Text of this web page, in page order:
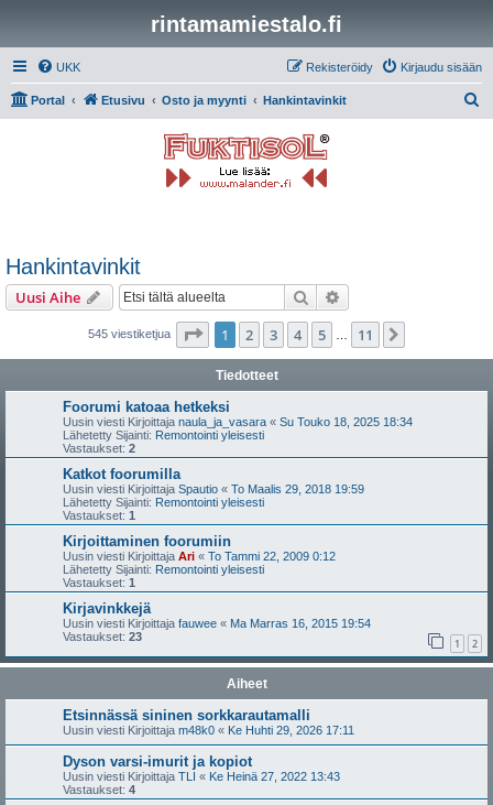
rintamamiestalo.fi
UKK Kirjaudu sisään
Rekisteröidy
Portal Etusivu Osto ja myynti Hankintavinkit
Hankintavinkit
Uusi Aihe Etsi
545 viestiketjua Sivu /11
1 2 3 4 5 11
Tiedotteet
Foorumi katoaa hetkeksi
Uusin viesti Kirjoittaja naula_ja_vasara « Su Touko 18, 2025 18:34
Lähetetty Sijainti: Remontointi yleisesti
Vastaukset: 2
Katkot foorumilla
Uusin viesti Kirjoittaja Spautio « To Maalis 29, 2018 19:59
Lähetetty Sijainti: Remontointi yleisesti
Vastaukset: 1
Kirjoittaminen foorumiin
Uusin viesti Kirjoittaja Ari « To Tammi 22, 2009 0:12
Lähetetty Sijainti: Remontointi yleisesti
Vastaukset: 1
Kirjavinkkejä
Uusin viesti Kirjoittaja fauwee « Ma Marras 16, 2015 19:54
Vastaukset: 23 1 2
Aiheet
Etsinnässä sininen sorkkarautamalli
Uusin viesti Kirjoittaja m48k0 « Ke Huhti 29, 2026 17:11
Dyson varsi-imurit ja kopiot
Uusin viesti Kirjoittaja TLI « Ke Heinä 27, 2022 13:43
Vastaukset: 4